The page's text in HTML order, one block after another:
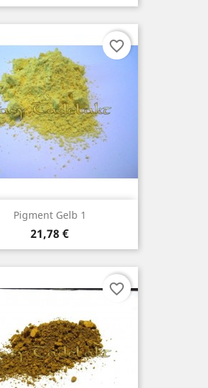
Pigment Gelb 1
Preis
21,78 €
favorite_border
favorite_border